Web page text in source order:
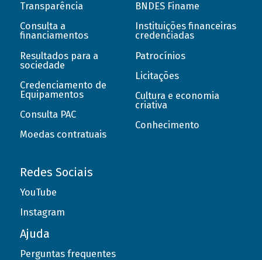
Transparência
Consulta a
financiamentos
Resultados para a
sociedade
Credenciamento de
Equipamentos
Consulta PAC
Moedas contratuais
BNDES Finame
Instituições financeiras
credenciadas
Patrocínios
Licitações
Cultura e economia
criativa
Conhecimento
Redes Sociais
YouTube
Instagram
Ajuda
Perguntas frequentes